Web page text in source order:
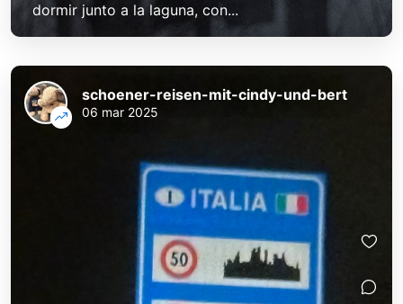
dormir junto a la laguna, con...
schoener-reisen-mit-cindy-und-bert
06 mar 2025